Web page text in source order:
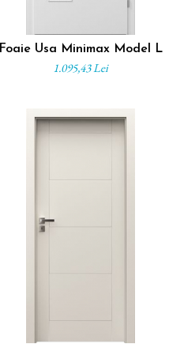
Foaie Usa Minimax Model L
1.095,43 Lei